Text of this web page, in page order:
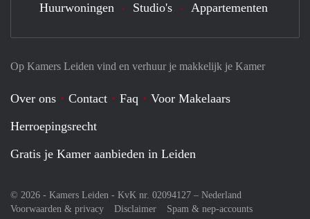
Op Kamers Leiden vind en verhuur je makkelijk je Kamer
Over ons Contact Faq
Voor Makelaars
Herroepingsrecht
Gratis je Kamer aanbieden in Leiden
© 2026 - Kamers Leiden - KvK nr. 02094127 – Nederland
Voorwaarden & privacy
Disclaimer
Spam & nep-accounts
Huurwoningen Studio's Appartementen